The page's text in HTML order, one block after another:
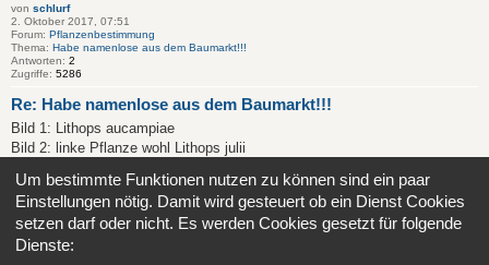
von schlurf
2. Oktober 2017, 07:51
Forum: Pflanzenbestimmung
Thema: Habe namenlose aus dem Baumarkt!!!
Antworten: 2
Zugriffe: 5286
Re: Habe namenlose aus dem Baumarkt!!!
Bild 1: Lithops aucampiae
Bild 2: linke Pflanze wohl Lithops julii
Rufe den Beitrag auf
Die Suche ergab 1873 Treffer
Um bestimmte Funktionen nutzen zu können sind ein paar
Einstellungen nötig. Damit wird gesteuert ob ein Dienst Cookies
setzen darf oder nicht. Es werden Cookies gesetzt für folgende
Dienste: